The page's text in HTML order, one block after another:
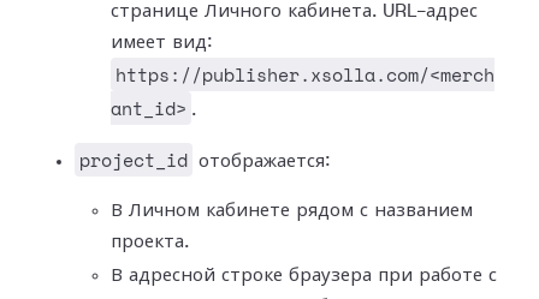
странице Личного кабинета. URL-адрес
имеет вид:
https://publisher.xsolla.com/<merch
ant_id> .
project_id отображается:
В Личном кабинете рядом с названием
проекта.
В адресной строке браузера при работе с